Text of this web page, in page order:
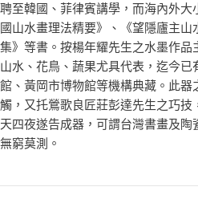
聘至韓國、菲律賓講學，而海內外大
國山水畫理法精要》、《望隱廬主
集》等書。按楊年耀先生之水墨作品
山水、花鳥、蔬果尤具代表，迄今
館、黃岡市博物館等機構典藏。此
觸，又托鶯歌良匠莊彭達先生之巧技
天四夜遂告成器，可謂台灣書畫及
無窮莫測。